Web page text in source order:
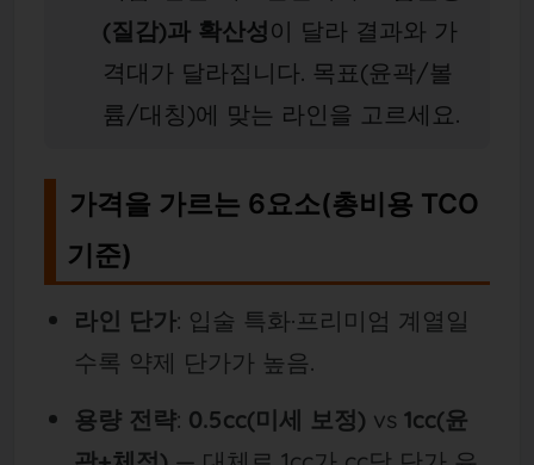
(질감)과 확산성이 달라 결과와 가
격대가 달라집니다. 목표(윤곽/볼
륨/대칭)에 맞는 라인을 고르세요.
가격을 가르는 6요소(총비용 TCO
기준)
라인 단가: 입술 특화·프리미엄 계열일
수록 약제 단가가 높음.
용량 전략: 0.5cc(미세 보정) vs 1cc(윤